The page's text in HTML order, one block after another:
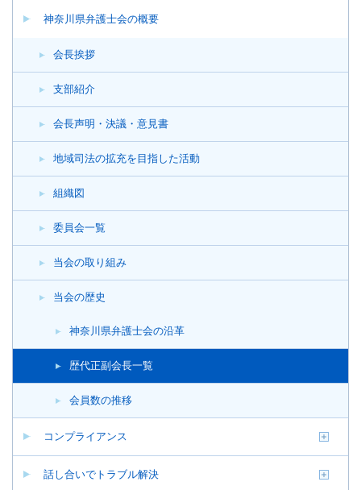
神奈川県弁護士会の概要
会長挨拶
支部紹介
会長声明・決議・意見書
地域司法の拡充を目指した活動
組織図
委員会一覧
当会の取り組み
当会の歴史
神奈川県弁護士会の沿革
歴代正副会長一覧
会員数の推移
コンプライアンス
話し合いでトラブル解決